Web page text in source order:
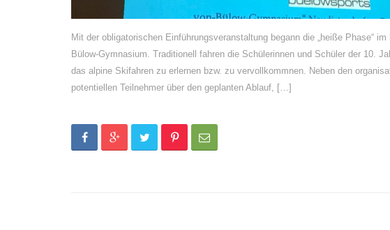
Mit der obligatorischen Einführungsveranstaltung begann die „heiße Phase“
Bülow-Gymnasium. Traditionell fahren die Schülerinnen und Schüler der 10.
das alpine Skifahren zu erlernen bzw. zu vervollkommnen. Neben den
potentiellen Teilnehmer über den geplanten Ablauf, […]